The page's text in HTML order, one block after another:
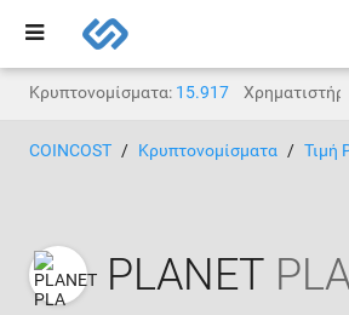
Κρυπτονομίσματα: 15.917
COINCOST Κρυπτονομίσματα Τιμή
PLANET